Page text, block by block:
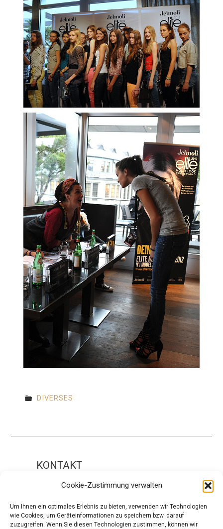
Cookie-Zustimmung verwalten
Um Ihnen ein optimales Erlebnis zu bieten, verwenden wir Technologien
wie Cookies, um Geräteinformationen zu speichern bzw. darauf
zuzugreifen. Wenn Sie diesen Technologien zustimmen, können wir
DIVERSES
KONTAKT
Impressum
ÜBER UNS
Die Redaktion